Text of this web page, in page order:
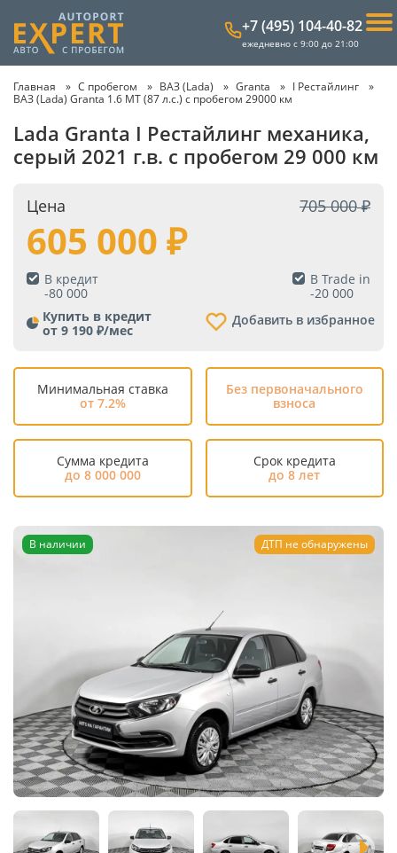
+7 (495) 104-40-82
ежедневно с 9:00 до 21:00
Главная С пробегом ВАЗ (Lada) Granta
I Рестайлинг
ВАЗ (Lada) Granta 1.6 MT (87 л.с.) с пробегом 29000 км
Lada Granta I Рестайлинг механика,
серый 2021 г.в. с пробегом 29 000 км
Цена 705 000
605 000
В кредит
-80 000
В Trade in
-20 000
Купить в кредит
от 9 190 ₽/мес
Добавить в избранное
Минимальная ставка
от 7.2%
Без первоначального
взноса
Сумма кредита
до 8 000 000
Срок кредита
до 8 лет
В наличии ДТП не обнаружены